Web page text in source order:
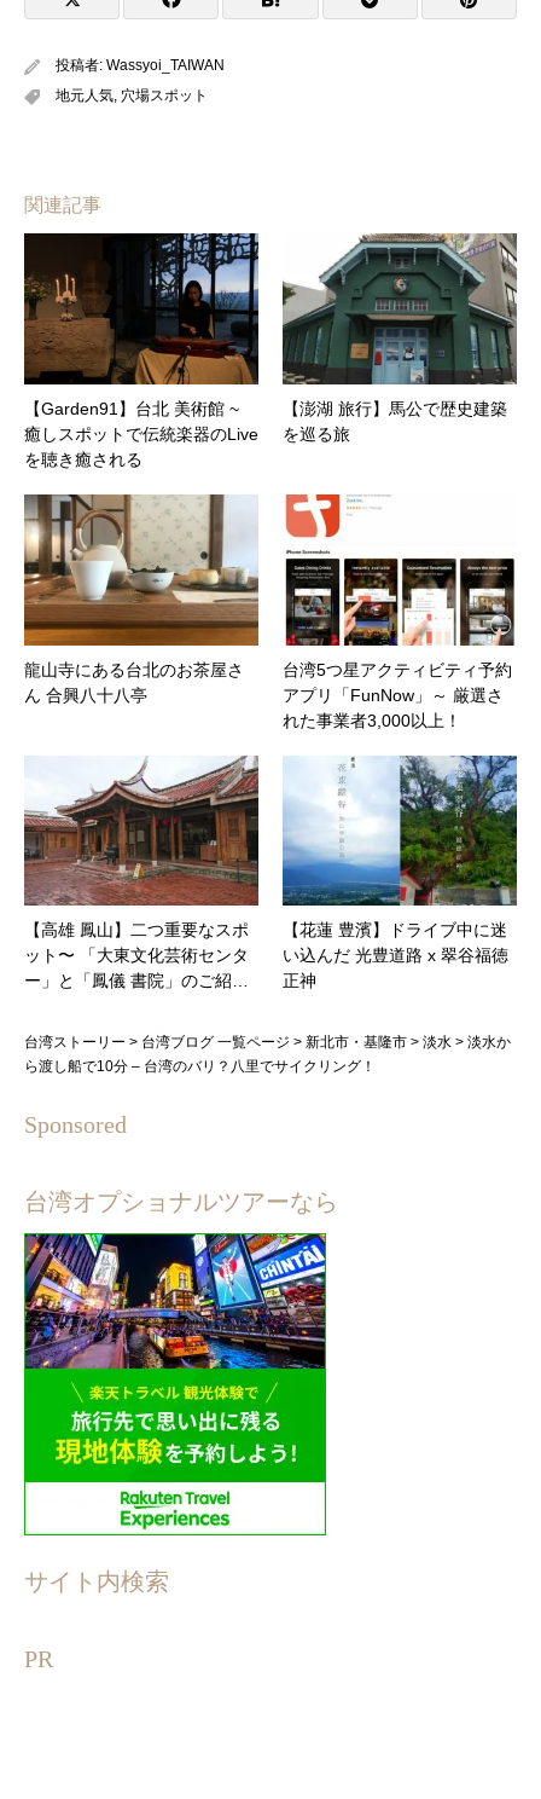
投稿者: Wassyoi_TAIWAN
地元人気, 穴場スポット
関連記事
【Garden91】台北 美術館 ~
癒しスポットで伝統楽器のLive
を聴き癒される
【澎湖 旅行】馬公で歴史建築
を巡る旅
龍山寺にある台北のお茶屋さ
ん 合興八十八亭
台湾5つ星アクティビティ予約
アプリ「FunNow」～ 厳選さ
れた事業者3,000以上！
【高雄 鳳山】二つ重要なスポ
ット〜 「大東文化芸術センタ
ー」と「鳳儀 書院」のご紹…
【花蓮 豊濱】ドライブ中に迷
い込んだ 光豊道路 x 翠谷福徳
正神
台湾ストーリー > 台湾ブログ 一覧ページ > 新北市・基隆市 > 淡水 > 淡水か
ら渡し船で10分 – 台湾のバリ？八里でサイクリング！
Sponsored
台湾オプショナルツアーなら
サイト内検索
PR